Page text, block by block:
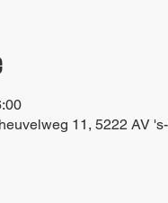
11, 5222 AV